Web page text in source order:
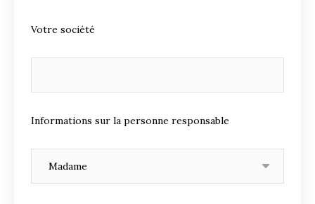
Votre société
Informations sur la personne responsable